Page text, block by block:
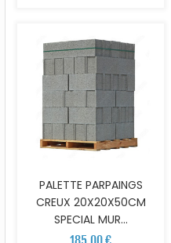
PALETTE PARPAINGS
CREUX 20X20X50CM
SPECIAL MUR...